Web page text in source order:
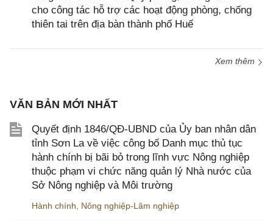
cho công tác hỗ trợ các hoạt động phòng, chống
thiên tai trên địa bàn thành phố Huế
Xem thêm
VĂN BẢN MỚI NHẤT
Quyết định 1846/QĐ-UBND của Ủy ban nhân dân
tỉnh Sơn La về việc công bố Danh mục thủ tục
hành chính bị bãi bỏ trong lĩnh vực Nông nghiệp
thuộc phạm vi chức năng quản lý Nhà nước của
Sở Nông nghiệp và Môi trường
Hành chính, Nông nghiệp-Lâm nghiệp